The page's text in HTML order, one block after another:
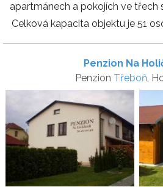
apartmánech a pokojích ve třech
Celková kapacita objektu je 51
Penzion Na
Penzion Třeboň,